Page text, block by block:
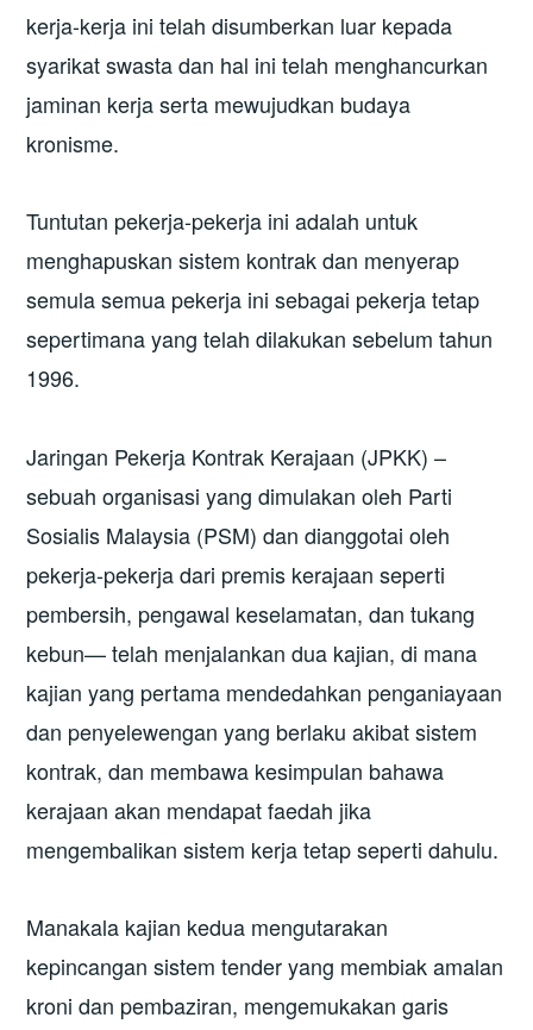
kerja-kerja ini telah disumberkan luar kepada
syarikat swasta dan hal ini telah menghancurkan
jaminan kerja serta mewujudkan budaya
kronisme.
Tuntutan pekerja-pekerja ini adalah untuk
menghapuskan sistem kontrak dan menyerap
semula semua pekerja ini sebagai pekerja tetap
sepertimana yang telah dilakukan sebelum tahun
1996.
Jaringan Pekerja Kontrak Kerajaan (JPKK) –
sebuah organisasi yang dimulakan oleh Parti
Sosialis Malaysia (PSM) dan dianggotai oleh
pekerja-pekerja dari premis kerajaan seperti
pembersih, pengawal keselamatan, dan tukang
kebun— telah menjalankan dua kajian, di mana
kajian yang pertama mendedahkan penganiayaan
dan penyelewengan yang berlaku akibat sistem
kontrak, dan membawa kesimpulan bahawa
kerajaan akan mendapat faedah jika
mengembalikan sistem kerja tetap seperti dahulu.
Manakala kajian kedua mengutarakan
kepincangan sistem tender yang membiak amalan
kroni dan pembaziran, mengemukakan garis